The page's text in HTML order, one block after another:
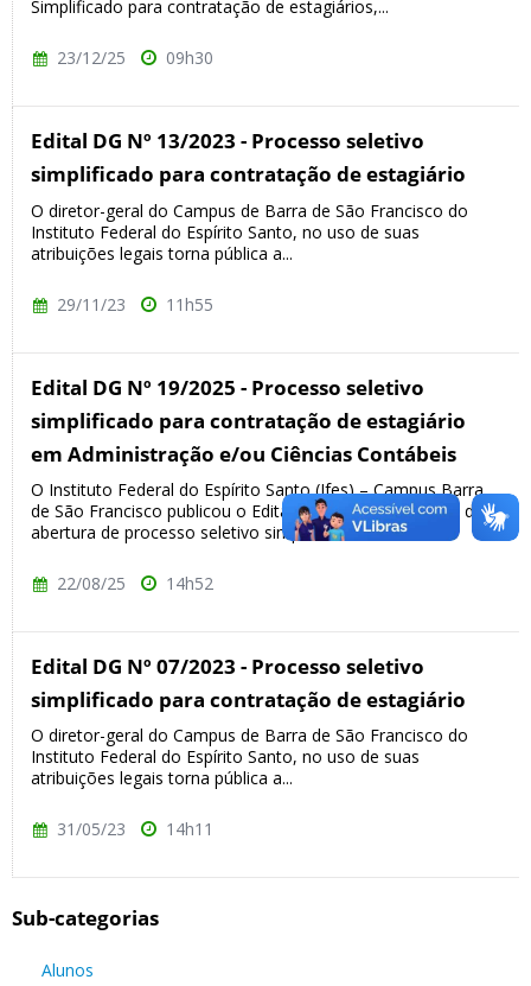
Simplificado para contratação de estagiários,...
23/12/25 09h30
Edital DG Nº 13/2023 - Processo seletivo
simplificado para contratação de estagiário
O diretor-geral do Campus de Barra de São Francisco do
Instituto Federal do Espírito Santo, no uso de suas
atribuições legais torna pública a...
29/11/23 11h55
Edital DG Nº 19/2025 - Processo seletivo
simplificado para contratação de estagiário
em Administração e/ou Ciências Contábeis
O Instituto Federal do Espírito Santo (Ifes) – Campus Barra
de São Francisco publicou o Edital nº 19/2025, que trata da
abertura de processo seletivo simplificado...
22/08/25 14h52
Edital DG Nº 07/2023 - Processo seletivo
simplificado para contratação de estagiário
O diretor-geral do Campus de Barra de São Francisco do
Instituto Federal do Espírito Santo, no uso de suas
atribuições legais torna pública a...
31/05/23 14h11
Sub-categorias
Alunos